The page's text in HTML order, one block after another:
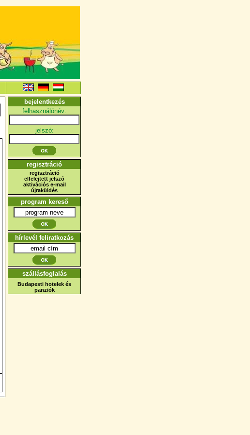
bejelentkezés
felhasználónév:
jelszó:
regisztráció
regisztráció
elfelejtett jelszó
aktivációs e-mail
újraküldés
program kereső
hírlevél feliratkozás
szállásfoglalás
Budapesti hotelek és
panziók